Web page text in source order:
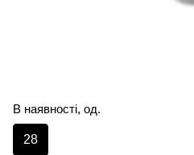
В наявності, од.
28